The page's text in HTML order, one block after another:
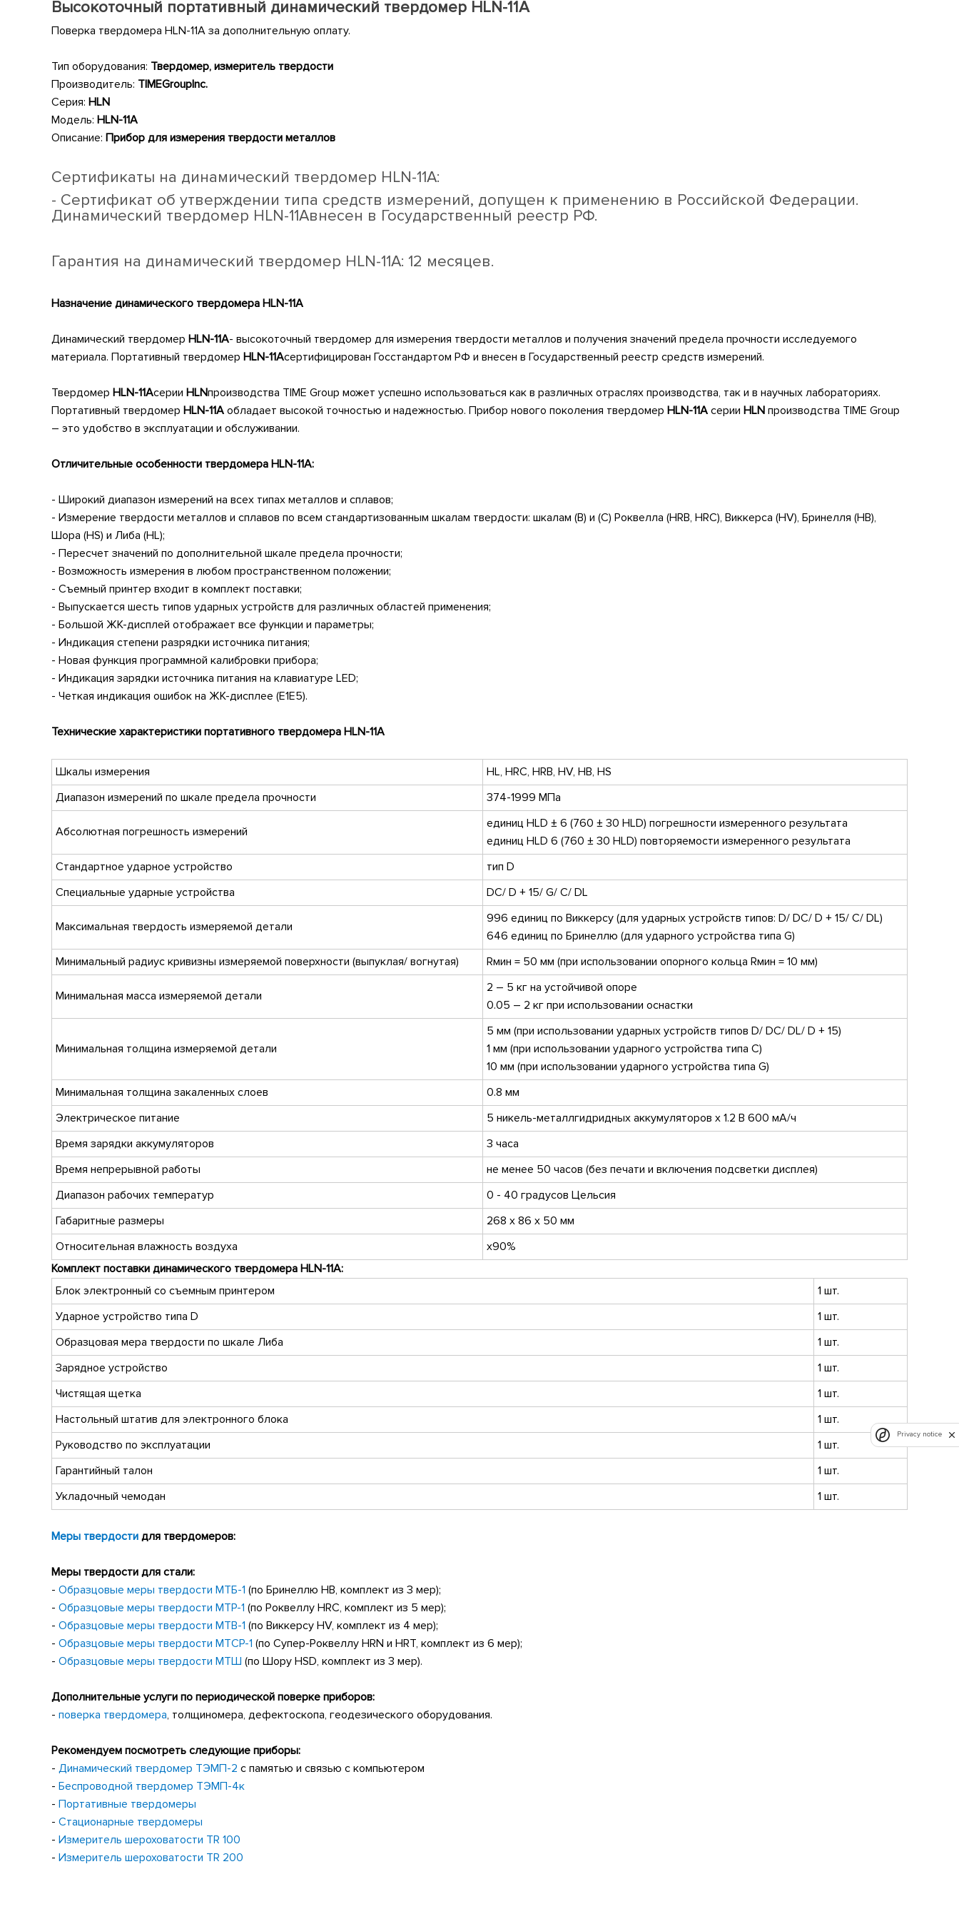
Высокоточный портативный динамический твердомер HLN-11A
Поверка твердомера HLN-11A за дополнительную оплату.
Тип оборудования: Твердомер, измеритель твердости
Производитель: TIMEGroupInc.
Серия: HLN
Модель: HLN-11A
Описание: Прибор для измерения твердости металлов
Сертификаты на динамический твердомер HLN-11A:
- Сертификат об утверждении типа средств измерений, допущен к применению в Российской Федерации.
Динамический твердомер HLN-11Aвнесен в Государственный реестр РФ.
Гарантия на динамический твердомер HLN-11A: 12 месяцев.
Назначение динамического твердомера HLN-11A
Динамический твердомер HLN-11A- высокоточный твердомер для измерения твердости металлов и получения значений предела прочности исследуемого
материала. Портативный твердомер HLN-11Aсертифицирован Госстандартом РФ и внесен в Государственный реестр средств измерений.
Твердомер HLN-11Aсерии HLNпроизводства TIME Group может успешно использоваться как в различных отраслях производства, так и в научных лабораториях.
Портативный твердомер HLN-11A обладает высокой точностью и надежностью. Прибор нового поколения твердомер HLN-11A серии HLN производства TIME Group
– это удобство в эксплуатации и обслуживании.
Отличительные особенности твердомера HLN-11A:
- Широкий диапазон измерений на всех типах металлов и сплавов;
- Измерение твердости металлов и сплавов по всем стандартизованным шкалам твердости: шкалам (В) и (С) Роквелла (HRB, HRC), Виккерса (HV), Бринелля (HB),
Шора (HS) и Либа (HL);
- Пересчет значений по дополнительной шкале предела прочности;
- Возможность измерения в любом пространственном положении;
- Съемный принтер входит в комплект поставки;
- Выпускается шесть типов ударных устройств для различных областей применения;
- Большой ЖК-дисплей отображает все функции и параметры;
- Индикация степени разрядки источника питания;
- Новая функция программной калибровки прибора;
- Индикация зарядки источника питания на клавиатуре LED;
- Четкая индикация ошибок на ЖК-дисплее (E1E5).
Технические характеристики портативного твердомера HLN-11A
Шкалы измерения
HL, HRC, HRB, HV, HB, HS
Диапазон измерений по шкале предела прочности
374-1999 МПа
Абсолютная погрешность измерений
единиц HLD ± 6 (760 ± 30 HLD) погрешности измеренного результата
единиц HLD 6 (760 ± 30 HLD) повторяемости измеренного результата
Стандартное ударное устройство
тип D
Специальные ударные устройства
DC/ D + 15/ G/ C/ DL
Максимальная твердость измеряемой детали
996 единиц по Виккерсу (для ударных устройств типов: D/ DC/ D + 15/ C/ DL)
646 единиц по Бринеллю (для ударного устройства типа G)
Минимальный радиус кривизны измеряемой поверхности (выпуклая/ вогнутая)
Rмин = 50 мм (при использовании опорного кольца Rмин = 10 мм)
Минимальная масса измеряемой детали
2 – 5 кг на устойчивой опоре
0.05 – 2 кг при использовании оснастки
Минимальная толщина измеряемой детали
5 мм (при использовании ударных устройств типов D/ DC/ DL/ D + 15)
1 мм (при использовании ударного устройства типа С)
10 мм (при использовании ударного устройства типа G)
Минимальная толщина закаленных слоев
0.8 мм
Электрическое питание
5 никель-металлгидридных аккумуляторов x 1.2 В 600 мА/ч
Время зарядки аккумуляторов
3 часа
Время непрерывной работы
не менее 50 часов (без печати и включения подсветки дисплея)
Диапазон рабочих температур
0 - 40 градусов Цельсия
Габаритные размеры
268 x 86 x 50 мм
Относительная влажность воздуха
x90%
Комплект поставки динамического твердомера HLN-11A:
Блок электронный со съемным принтером
1 шт.
Ударное устройство типа D
1 шт.
Образцовая мера твердости по шкале Либа
1 шт.
Зарядное устройство
1 шт.
Чистящая щетка
1 шт.
Настольный штатив для электронного блока
1 шт.
Руководство по эксплуатации
1 шт.
Гарантийный талон
1 шт.
Укладочный чемодан
1 шт.
Меры твердости для твердомеров:
Меры твердости для стали:
- Образцовые меры твердости МТБ-1 (по Бринеллю НВ, комплект из 3 мер);
- Образцовые меры твердости МТР-1 (по Роквеллу HRC, комплект из 5 мер);
- Образцовые меры твердости МТВ-1 (по Виккерсу HV, комплект из 4 мер);
- Образцовые меры твердости МТСР-1 (по Супер-Роквеллу HRN и HRT, комплект из 6 мер);
- Образцовые меры твердости МТШ (по Шору HSD, комплект из 3 мер).
Дополнительные услуги по периодической поверке приборов:
- поверка твердомера, толщиномера, дефектоскопа, геодезического оборудования.
Рекомендуем посмотреть следующие приборы:
- Динамический твердомер ТЭМП-2 с памятью и связью с компьютером
- Беспроводной твердомер ТЭМП-4к
- Портативные твердомеры
- Стационарные твердомеры
- Измеритель шероховатости TR 100
- Измеритель шероховатости TR 200
Privacy notice